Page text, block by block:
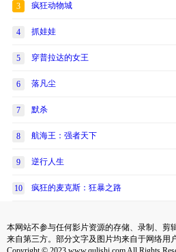
3 疯狂动物城
4 抓娃娃
5 穿普拉达的女王
6 落凡尘
7 默杀
8 航海王：强者天下
9 逆行人生
10 疯狂的麦克斯：狂暴之路
本网站不参与任何影片资源的存储、录制、剪
来自第三方。部分文字及图片均来自于网络用